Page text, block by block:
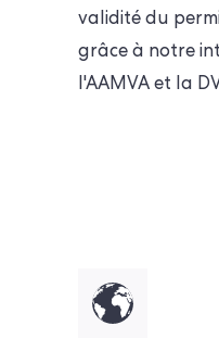
validité du
grâce à notre
l'AAMVA et la